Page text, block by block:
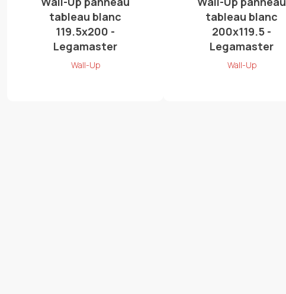
tableau blanc
119.5x200 -
Legamaster
Wall-Up
tableau blanc
200x119.5 -
Legamaster
Wall-Up